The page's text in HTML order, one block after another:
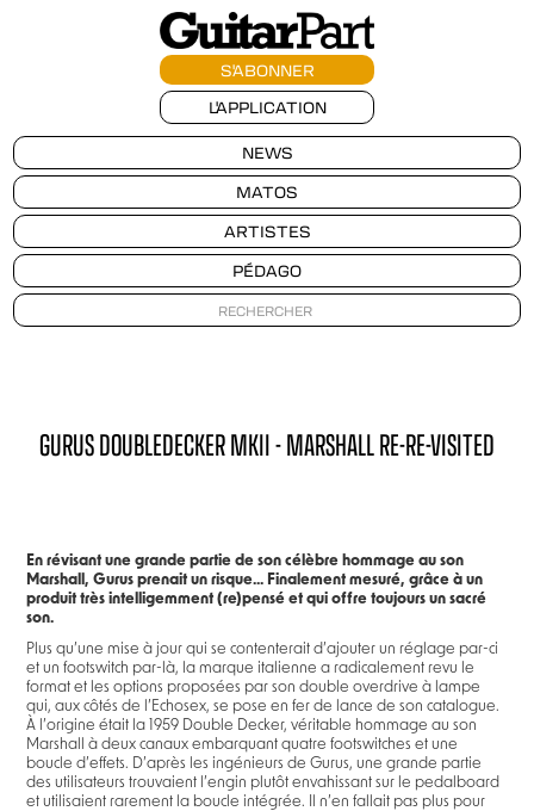
S'ABONNER
L'APPLICATION
NEWS
MATOS
ARTISTES
PÉDAGO
GURUS DOUBLEDECKER MKII - MARSHALL RE-RE-VISITED
En révisant une grande partie de son célèbre hommage au son
Marshall, Gurus prenait un risque... Finalement mesuré, grâce à un
produit très intelligemment (re)pensé et qui offre toujours un sacré
son.
Plus qu’une mise à jour qui se contenterait d’ajouter un réglage par-ci
et un footswitch par-là, la marque italienne a radicalement revu le
format et les options proposées par son double overdrive à lampe
qui, aux côtés de l’Echosex, se pose en fer de lance de son catalogue.
À l’origine était la 1959 Double Decker, véritable hommage au son
Marshall à deux canaux embarquant quatre footswitches et une
boucle d’effets. D’après les ingénieurs de Gurus, une grande partie
des utilisateurs trouvaient l’engin plutôt envahissant sur le pedalboard
et utilisaient rarement la boucle intégrée. Il n’en fallait pas plus pour